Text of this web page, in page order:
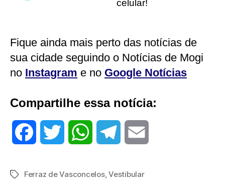
celular!
Fique ainda mais perto das notícias de
sua cidade seguindo o Notícias de Mogi
no Instagram e no Google Notícias
Compartilhe essa notícia:
TagsFerraz de Vasconcelos,Vestibular